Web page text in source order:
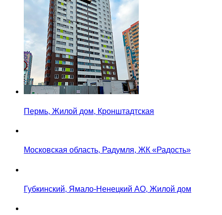
Пермь, Жилой дом, Кронштадтская
Московская область, Радумля, ЖК «Радость»
Губкинский, Ямало-Ненецкий АО, Жилой дом